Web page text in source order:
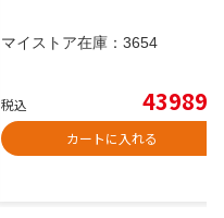
マイストア在庫： 3654
税込 43989
カートに入れる